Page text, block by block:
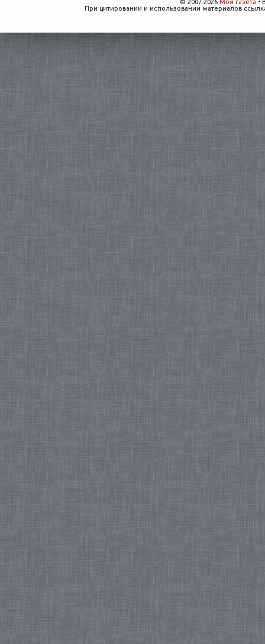
© 2007-2026 Моя газета •
При цитировании и использовании материалов